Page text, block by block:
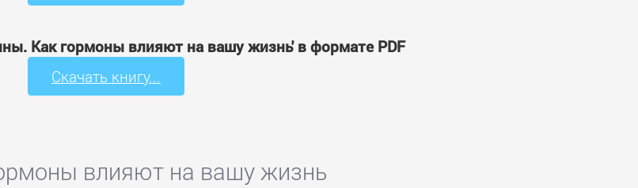
Как гормоны влияют на вашу жизнь' в формате PDF
Скачать книгу...
влияют на вашу жизнь